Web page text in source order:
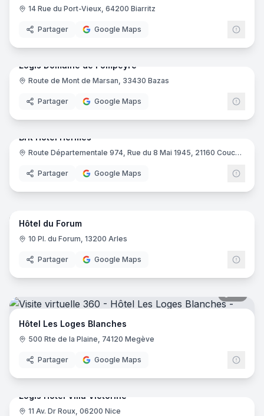
14 Rue du Port-Vieux, 64200 Biarritz
Partager Google Maps
64
Logis Domaine de Fompeyre
Route de Mont de Marsan, 33430 Bazas
Partager Google Maps
15
Brit Hotel Hermes
Route Départementale 974, Rue du 8 Mai 1945, 21160 Couchey
Partager Google Maps
16
Hôtel du Forum
10 Pl. du Forum, 13200 Arles
Partager Google Maps
Hôtel Les Loges Blanches
500 Rte de la Plaine, 74120 Megève
Partager Google Maps
17
Logis Hôtel Villa Victorine
11 Av. Dr Roux, 06200 Nice